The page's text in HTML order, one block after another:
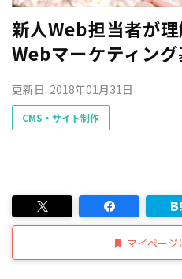
新人Web担当者が
Webマーケティン
更新日: 2018年01月31日
CMS・サイト制作
マイページ